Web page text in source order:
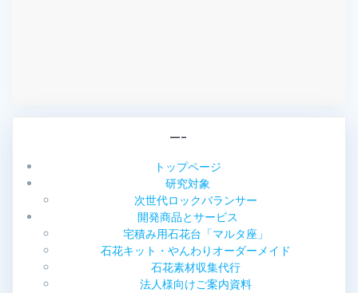
—–
トップページ
研究対象
次世代ロックバランサー
開発商品とサービス
宅積み用石花台「マルタ座」
石花キット・やんわりオーダーメイド
石花素材収集代行
法人様向けご案内資料